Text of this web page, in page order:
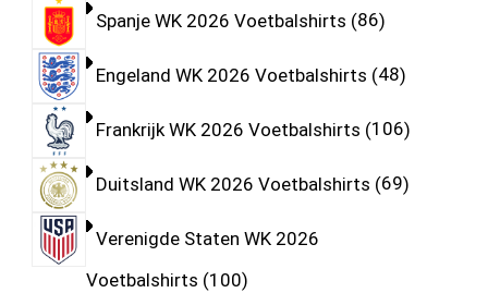
Spanje WK 2026 Voetbalshirts 86
Engeland WK 2026 Voetbalshirts 48
Frankrijk WK 2026 Voetbalshirts 106
Duitsland WK 2026 Voetbalshirts 69
Verenigde Staten WK 2026
Voetbalshirts 100